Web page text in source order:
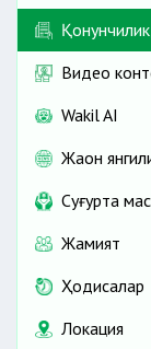
Видео
Wakil AI
Жаҳон
Cуғурта
Жамият
Ҳодисалар
Локация